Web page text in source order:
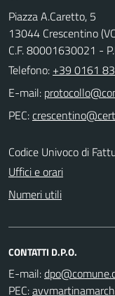
Piazza A.Caretto, 5
13044 Crescentino
C.F. 80001630021 -
Telefono: +39 0161
E-mail:
PEC:
Codice Univoco di
Uffici e orari
Numeri utili
CONTATTI D.P.O.
E-mail:
PEC: